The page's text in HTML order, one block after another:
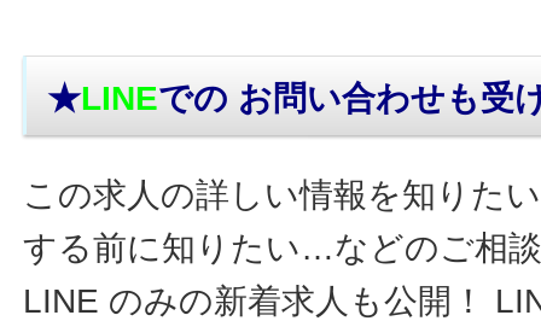
★LINEでの お問い合わせも受
この求人の詳しい情報を知りた
する前に知りたい…などのご相
LINE のみの新着求人も公開！